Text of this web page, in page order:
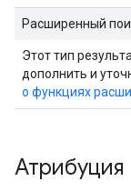
Расширенный
Этот тип
дополнить и
о функциях
Атрибуция